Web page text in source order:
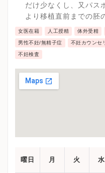
だけ少なくし、又パス
より移植直前までの胚
女医在籍 人工授精 体外受精
男性不妊/無精子症 不妊カウンセ
不妊検査
曜日 月 火 水